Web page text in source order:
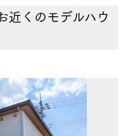
近くのモデルハウ